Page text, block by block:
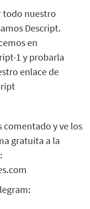
todo nuestro
Descript.
en
1 y probarla
enlace de
comentado y ve los
gratuita a la